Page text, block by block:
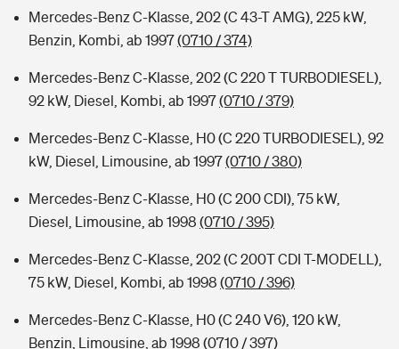
Mercedes-Benz C-Klasse, 202 (C 43-T AMG), 225 kW,
Benzin, Kombi, ab 1997(0710 / 374)
Mercedes-Benz C-Klasse, 202 (C 220 T TURBODIESEL),
92 kW, Diesel, Kombi, ab 1997(0710 / 379)
Mercedes-Benz C-Klasse, H0 (C 220 TURBODIESEL), 92
kW, Diesel, Limousine, ab 1997(0710 / 380)
Mercedes-Benz C-Klasse, H0 (C 200 CDI), 75 kW,
Diesel, Limousine, ab 1998 (0710 / 395)
Mercedes-Benz C-Klasse, 202 (C 200T CDI T-MODELL),
75 kW, Diesel, Kombi, ab 1998 (0710 / 396)
Mercedes-Benz C-Klasse, H0 (C 240 V6), 120 kW,
Benzin, Limousine, ab 1998 (0710 / 397)